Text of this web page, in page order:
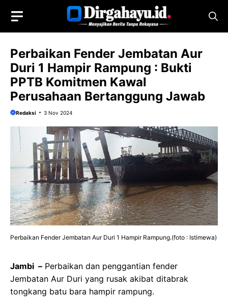
isi
Perbaikan Fender Jembatan Aur
Duri 1 Hampir Rampung : Bukti
PPTB Komitmen Kawal
Perusahaan Bertanggung Jawab
Redaksi 3 Nov 2024
Perbaikan Fender Jembatan Aur Duri 1 Hampir Rampung.(foto : Istimewa)
Jambi – Perbaikan dan penggantian fender
Jembatan Aur Duri yang rusak akibat ditabrak
tongkang batu bara hampir rampung.